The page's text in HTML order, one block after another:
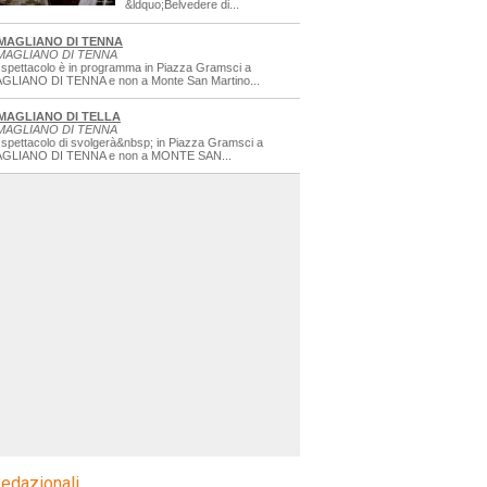
&ldquo;Belvedere di...
DI TENNA
DI TENNA
spettacolo è in programma in Piazza Gramsci a
DI TENNA e non a Monte San Martino...
DI TELLA
DI TENNA
spettacolo di svolgerà&nbsp; in Piazza Gramsci a
DI TENNA e non a MONTE SAN...